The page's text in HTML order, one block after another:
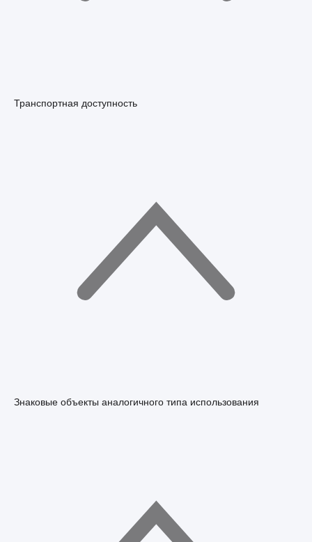
Транспортная доступность
Знаковые объекты аналогичного типа использования